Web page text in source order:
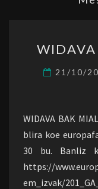
21/10/
WIDAVA BAK
blira koe
30 bu. Banliz
https://
em_izvak/